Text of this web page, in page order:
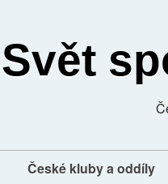
Svět
České kluby a oddíly